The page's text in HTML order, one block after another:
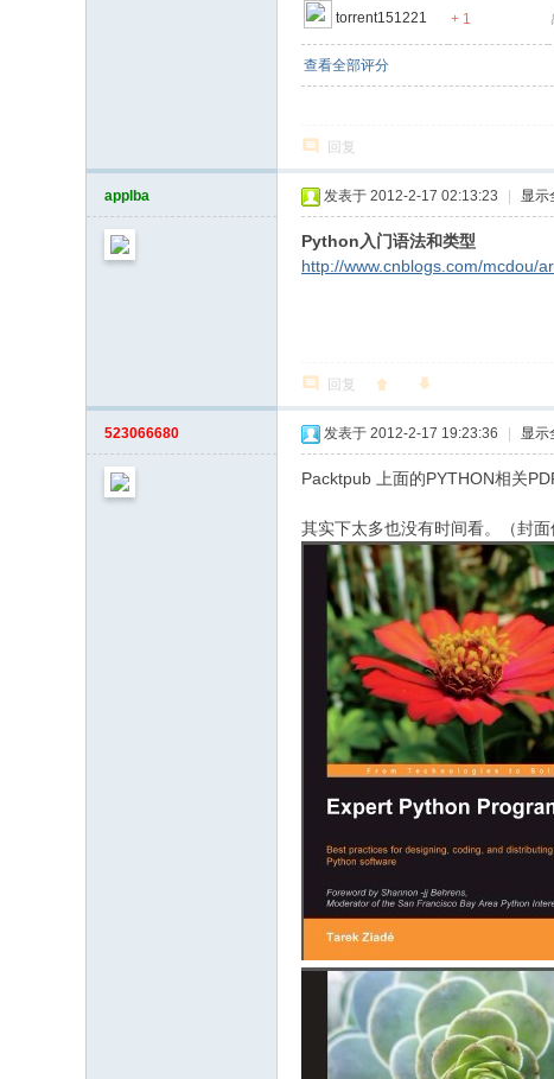
torrent151221 + 1
查看全部评分
回复
applba 发表于 2012-2-17 02:13:23 显示
Python入门语法和类型
http://www.cnblogs.com/mcdou/
回复
523066680 发表于 2012-2-17 19:23:36 显示
Packtpub 上面的PYTHON相关
其实下太多也没有时间看。（封面